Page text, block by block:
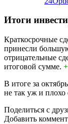
Итоги
Краткосрочные
принесли
отрицательные
итоговой сумме.
В итоге за
не так уж и плохо
Поделиться с
Добавить